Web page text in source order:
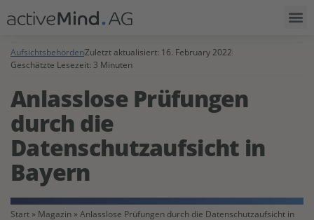
AufsichtsbehördenZuletzt aktualisiert: 16. February 2022
Geschätzte Lesezeit: 3 Minuten
Anlasslose Prüfungen
durch die
Datenschutzaufsicht in
Bayern
Start » Magazin »Anlasslose Prüfungen durch die Datenschutzaufsicht in